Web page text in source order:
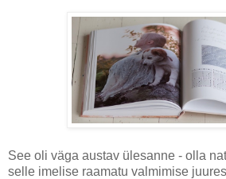
See oli väga austav ülesanne - olla
selle imelise raamatu valmimise